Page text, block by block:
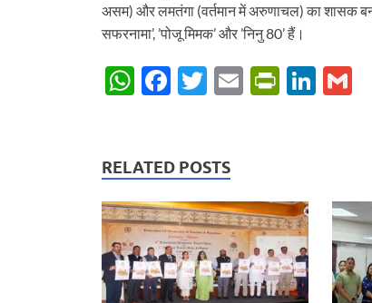
असम) और लमतंगा (वर्तमान में अरुणाचल) का शासक
सफरनामा’, ’पोजू मिमक’ और ’निनु 80’ हैं।
W
s
A
p
p
F
b
o
o
k
T
er
E
P
ie
n
dl
y
Li
dI
RELATED POSTS